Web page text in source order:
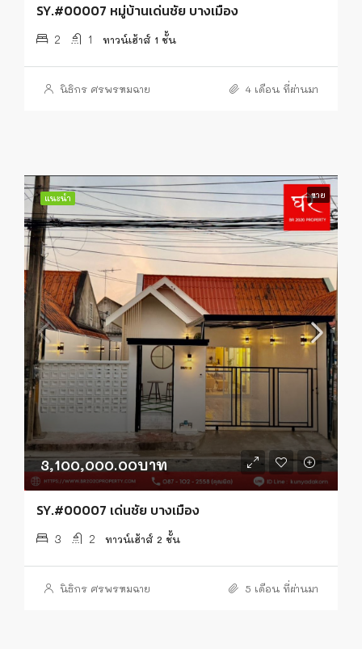
SY.#00007 หมู่บ้านเด่นชัย บางเมือง
2 1 ทาวน์เฮ้าส์ 1 ชั้น
นิธิกร ศรพรหมฉาย 4 เดือน ที่ผ่านมา
แนะนำ ขาย
3,100,000.00บาท
SY.#00007 เด่นชัย บางเมือง
3 2 ทาวน์เฮ้าส์ 2 ชั้น
นิธิกร ศรพรหมฉาย 5 เดือน ที่ผ่านมา